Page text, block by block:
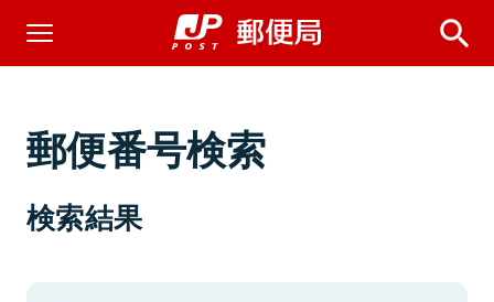
郵便番号検索
検索結果